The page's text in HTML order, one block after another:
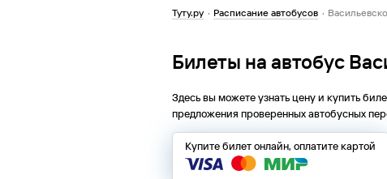
Туту.ру · Расписание автобусов ·
Билеты на автобус
Здесь вы можете узнать цену и купить
предложения проверенных автобусных
Купите билет онлайн, оплатите картой